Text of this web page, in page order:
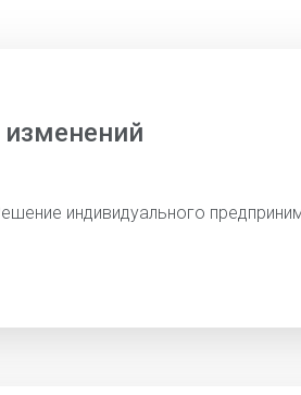
индивидуального